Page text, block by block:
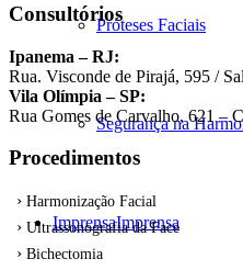
Próteses Faciais
Segurança na
ImprensaImprensa
Consultórios
Ipanema – RJ:
Rua. Visconde de Pirajá, 595 /
Vila Olímpia – SP:
Rua Gomes de Carvalho, 621 –
Procedimentos
Harmonização Facial
Ultrassonografia da Face
Bichectomia